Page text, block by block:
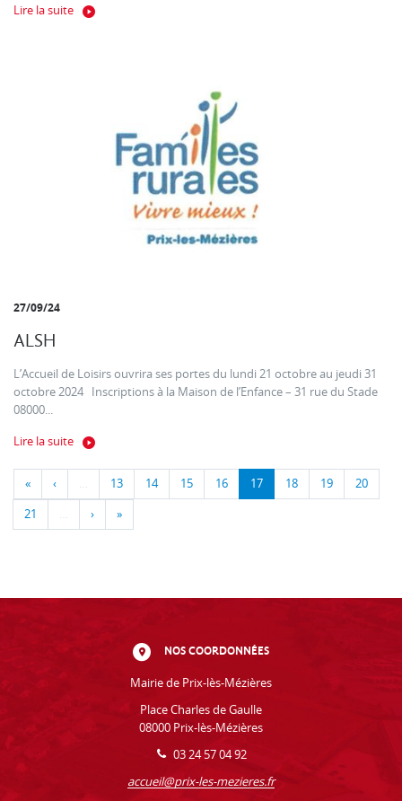
Lire la suite
27/09/24
ALSH
L’Accueil de Loisirs ouvrira ses portes du lundi 21 octobre au jeudi 31
octobre 2024 Inscriptions à la Maison de l’Enfance – 31 rue du Stade
08000...
Lire la suite
« ‹ … 13 14 15 16 17 18 19 20
21 … › »
NOS COORDONNÉES
Mairie de Prix-lès-Mézières
Place Charles de Gaulle
08000 Prix-lès-Mézières
03 24 57 04 92
accueil@prix-les-mezieres.fr